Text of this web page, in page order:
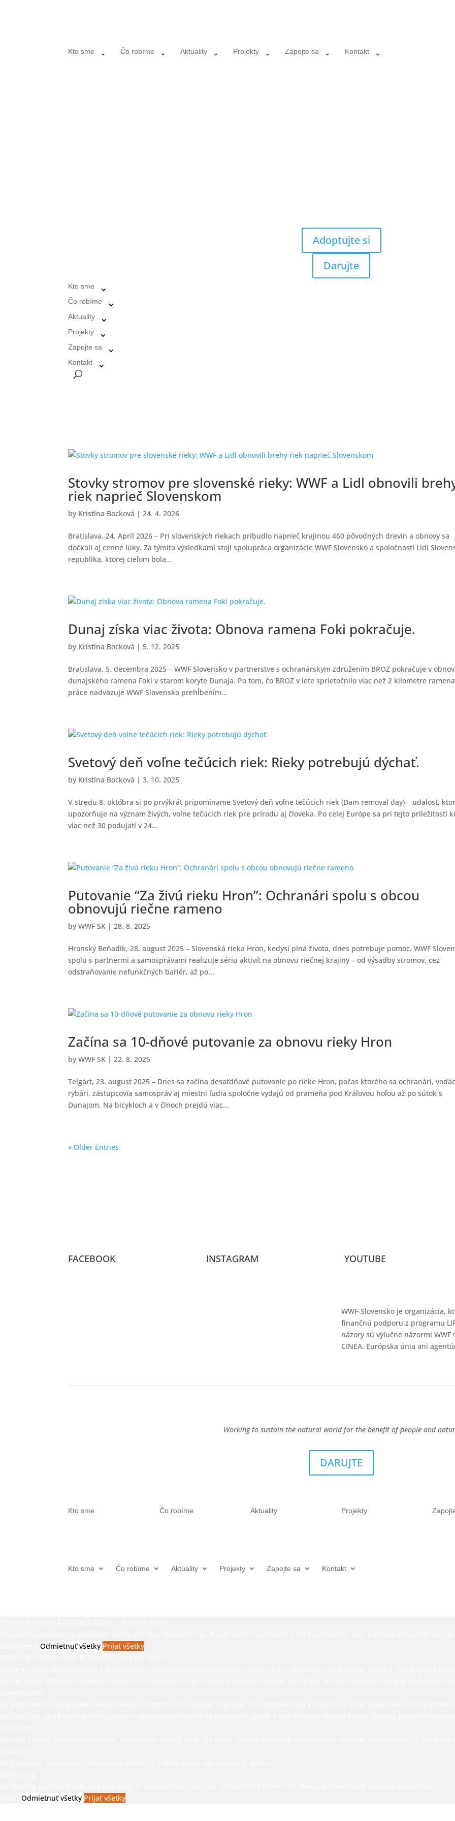
Kto sme Čo robíme Aktuality Projekty Zapojte sa Kontakt
Adoptujte si
Darujte
Kto sme
Čo robíme
Aktuality
Projekty
Zapojte sa
Kontakt
Stovky stromov pre slovenské rieky: WWF a Lidl obnovili
riek naprieč Slovenskom
by Kristína Bocková | 24. 4. 2026
Bratislava, 24. Apríl 2026 – Pri slovenských riekach pribudlo naprieč krajinou 460 pôvodných drevín a obnovy sa
dočkali aj cenné lúky. Za týmito výsledkami stojí spolupráca organizácie WWF Slovensko a spoločnosti Lidl
republika, ktorej cieľom bola...
Dunaj získa viac života: Obnova ramena Foki pokračuje.
by Kristína Bocková | 5. 12. 2025
Bratislava, 5. decembra 2025 – WWF Slovensko v partnerstve s ochranárskym združením BROZ pokračuje v
dunajského ramena Foki v starom koryte Dunaja. Po tom, čo BROZ v lete sprietočnilo viac než 2 kilometre
práce nadväzuje WWF Slovensko prehĺbením...
Svetový deň voľne tečúcich riek: Rieky potrebujú dýchať.
by Kristína Bocková |3. 10. 2025
V stredu 8. októbra si po prvýkrát pripomíname Svetový deň voľne tečúcich riek (Dam removal day)– udalosť,
upozorňuje na význam živých, voľne tečúcich riek pre prírodu aj človeka. Po celej Európe sa pri tejto príležitosti
viac než 30 podujatí v 24...
Putovanie “Za živú rieku Hron”: Ochranári spolu s obcou
obnovujú riečne rameno
byWWF SK | 28. 8. 2025
Hronský Beňadik, 28. august 2025 – Slovenská rieka Hron, kedysi plná života, dnes potrebuje pomoc. WWF
spolu s partnermi a samosprávami realizuje sériu aktivít na obnovu riečnej krajiny – od výsadby stromov, cez
odstraňovanie nefunkčných bariér, až po...
Začína sa 10-dňové putovanie za obnovu rieky Hron
byWWF SK | 22. 8. 2025
Telgárt, 23. august 2025 – Dnes sa začína desaťdňové putovanie po rieke Hron, počas ktorého sa ochranári,
rybári, zástupcovia samospráv aj miestni ľudia spoločne vydajú od prameňa pod Kráľovou hoľou až po sútok s
Dunajom. Na bicykloch a v člnoch prejdú viac...
« Older Entries
FACEBOOK INSTAGRAM YOUTUBE
WWF-Slovensko je organizácia,
finančnú podporu z programu
názory sú výlučne názormi
CINEA. Európska únia ani
Working to sustain the natural world for the benefit of people and
DARUJTE
Kto sme Čo robíme Aktuality Projekty
Kto sme Čo robíme Aktuality Projekty Zapojte sa Kontakt
Odmietnuť všetky Prijať všetky
Odmietnuť všetky Prijať všetky